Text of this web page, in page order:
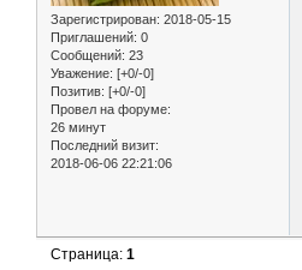
Зарегистрирован: 2018-05-15
Приглашений: 0
Сообщений: 23
Уважение: [+0/-0]
Позитив: [+0/-0]
Провел на форуме:
26 минут
Последний визит:
2018-06-06 22:21:06
Страница:1